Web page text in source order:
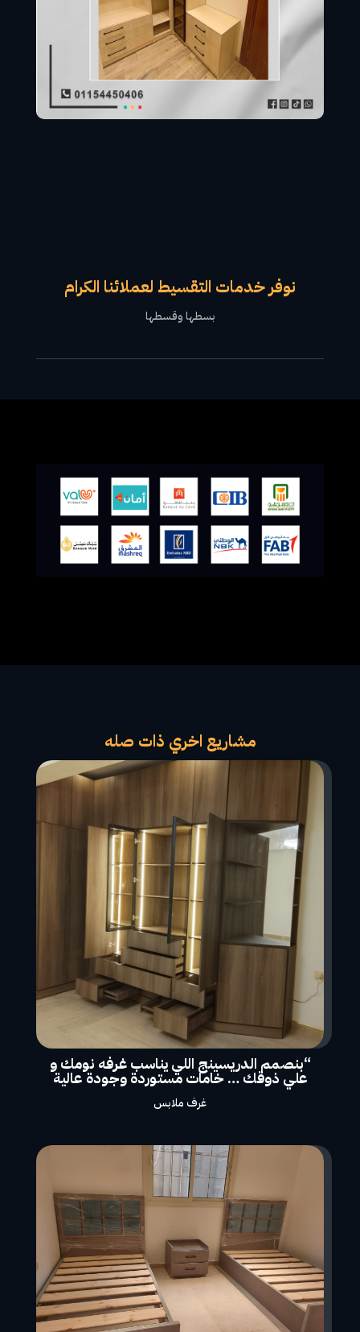
نوفر خدمات التقسيط لعملائنا الكرام
بسطها وقسطها
مشاريع اخري ذات صله
“بنصمم الدريسينج اللي يناسب غرفه نومك و
علي ذوقك … خامات مستوردة وجودة عالية
غرف ملابس